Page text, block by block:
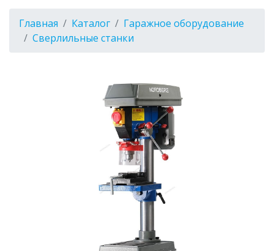
Главная Каталог
Гаражное оборудование
Сверлильные станки